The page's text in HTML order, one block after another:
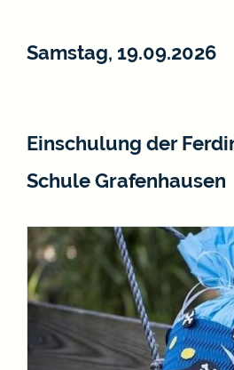
Samstag, 19.09.2026
Einschulung der
Schule Grafenhausen